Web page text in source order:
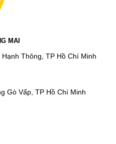
MAI
Thông, TP Hồ Chí Minh
Gò Vấp, TP Hồ Chí Minh